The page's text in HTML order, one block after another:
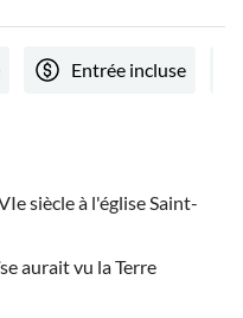
Entrée incluse
siècle à l'église Saint-
aurait vu la Terre